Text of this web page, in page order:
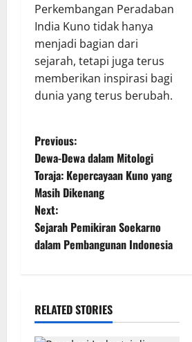
Perkembangan Peradaban
India Kuno tidak hanya
menjadi bagian dari
sejarah, tetapi juga terus
memberikan inspirasi bagi
dunia yang terus berubah.
P
o
s
t
v
Previous:
Dewa-Dewa dalam Mitologi
Toraja: Kepercayaan Kuno yang
Masih Dikenang
Next:
Sejarah Pemikiran Soekarno
dalam Pembangunan Indonesia
RELATED STORIES